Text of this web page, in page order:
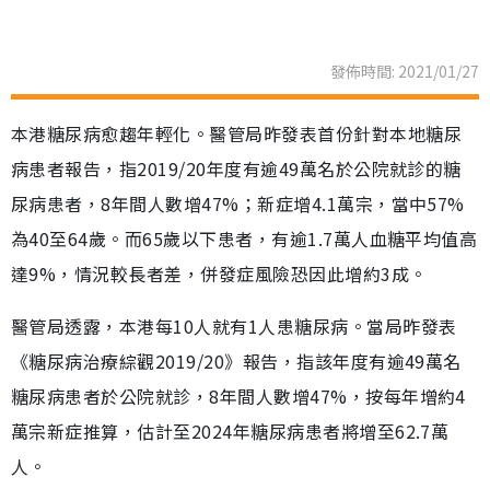
發佈時間: 2021/01/27
本港糖尿病愈趨年輕化。醫管局昨發表首份針對本地糖尿
病患者報告，指2019/20年度有逾49萬名於公院就診的糖
尿病患者，8年間人數增47%；新症增4.1萬宗，當中57%
為40至64歲。而65歲以下患者，有逾1.7萬人血糖平均值高
達9%，情況較長者差，併發症風險恐因此增約3成。
醫管局透露，本港每10人就有1人患糖尿病。當局昨發表
《糖尿病治療綜觀2019/20》報告，指該年度有逾49萬名
糖尿病患者於公院就診，8年間人數增47%，按每年增約4
萬宗新症推算，估計至2024年糖尿病患者將增至62.7萬
人。